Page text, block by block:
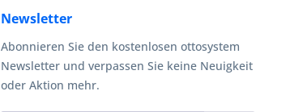
Newsletter
Abonnieren Sie den kostenlosen ottosystem
Newsletter und verpassen Sie keine Neuigkeit
oder Aktion mehr.